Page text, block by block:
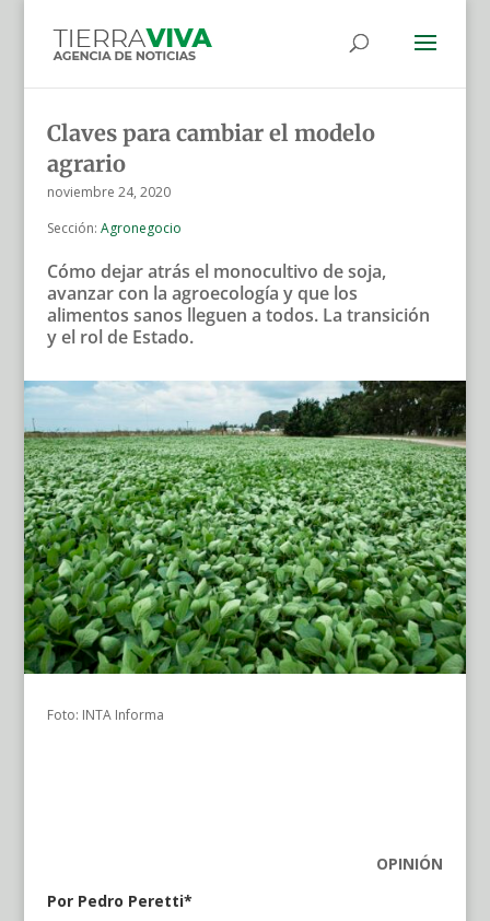
Claves para cambiar el modelo
agrario
noviembre 24, 2020
Sección: Agronegocio
Cómo dejar atrás el monocultivo de soja,
avanzar con la agroecología y que los
alimentos sanos lleguen a todos. La transición
y el rol de Estado.
Foto: INTA Informa
OPINIÓN
Por Pedro Peretti*